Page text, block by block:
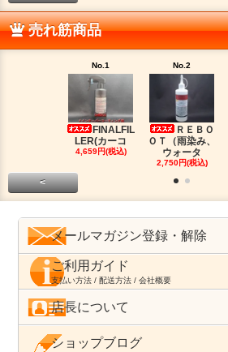
売れ筋商品
No.1
FINALFIL
LER(カーコ
4,659円(税込)
No.2
ＲＥＢＯ
ＯＴ（雨染み、
ウォータ
2,750円(税込)
<
メールマガジン登録・解除
ご利用ガイド
支払い方法 / 配送方法 / 会社概要
店長について
ショップブログ